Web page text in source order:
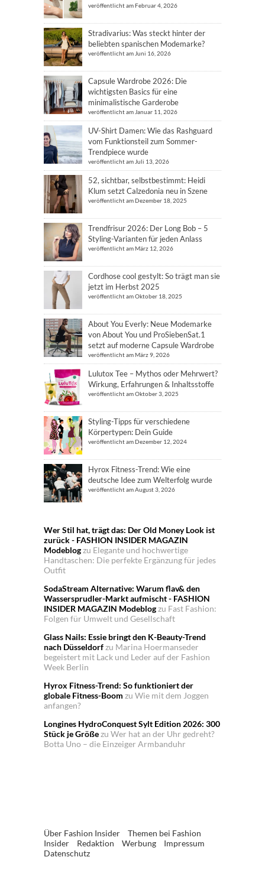
veröffentlicht am Februar 4, 2026
Stradivarius: Was steckt hinter der
beliebten spanischen Modemarke?
veröffentlicht am Juni 16, 2026
Capsule Wardrobe 2026: Die
wichtigsten Basics für eine
minimalistische Garderobe
veröffentlicht am Januar 11, 2026
UV-Shirt Damen: Wie das Rashguard
vom Funktionsteil zum Sommer-
Trendpiece wurde
veröffentlicht am Juli 13, 2026
52, sichtbar, selbstbestimmt: Heidi
Klum setzt Calzedonia neu in Szene
veröffentlicht am Dezember 18, 2025
Trendfrisur 2026: Der Long Bob – 5
Styling-Varianten für jeden Anlass
veröffentlicht am März 12, 2026
Cordhose cool gestylt: So trägt man sie
jetzt im Herbst 2025
veröffentlicht am Oktober 18, 2025
About You Everly: Neue Modemarke
von About You und ProSiebenSat.1
setzt auf moderne Capsule Wardrobe
veröffentlicht am März 9, 2026
Lulutox Tee – Mythos oder Mehrwert?
Wirkung, Erfahrungen & Inhaltsstoffe
veröffentlicht am Oktober 3, 2025
Styling-Tipps für verschiedene
Körpertypen: Dein Guide
veröffentlicht am Dezember 12, 2024
Hyrox Fitness-Trend: Wie eine
deutsche Idee zum Welterfolg wurde
veröffentlicht am August 3, 2026
Wer Stil hat, trägt das: Der Old Money Look ist
zurück - FASHION INSIDER MAGAZIN
Modeblogzu Elegante und hochwertige
Handtaschen: Die perfekte Ergänzung für jedes
Outfit
SodaStream Alternative: Warum flav& den
Wassersprudler-Markt aufmischt - FASHION
INSIDER MAGAZIN Modeblogzu Fast Fashion:
Folgen für Umwelt und Gesellschaft
Glass Nails: Essie bringt den K-Beauty-Trend
nach Düsseldorfzu Marina Hoermanseder
begeistert mit Lack und Leder auf der Fashion
Week Berlin
Hyrox Fitness-Trend: So funktioniert der
globale Fitness-Boom zu Wie mit dem Joggen
anfangen?
Longines HydroConquest Sylt Edition 2026: 300
Stück je Größezu Wer hat an der Uhr gedreht?
Botta Uno – die Einzeiger Armbanduhr
Über Fashion Insider
Themen bei Fashion
Insider
Redaktion Werbung
Impressum
Datenschutz